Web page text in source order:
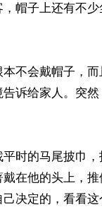
帽子上还有不
不会戴帽子，
诉给家人。突
时的马尾披巾
在他的头上，
决定的，看看这